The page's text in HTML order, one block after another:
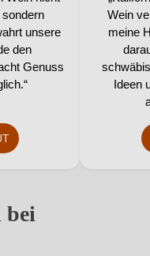
unsere
den
Genuss
Wein
meine
Ideen
bei